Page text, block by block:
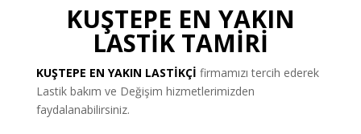
KUŞTEPE EN YAKIN
LASTİK TAMİRİ
KUŞTEPE EN YAKIN LASTİKÇİ firmamızı tercih ederek
Lastik bakım ve Değişim hizmetlerimizden
faydalanabilirsiniz.